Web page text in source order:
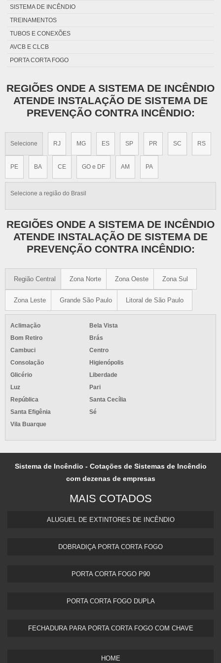
SISTEMA DE ALARME DE INCÊNDIO NFPA 2001
INSTALAÇÃO DE SPRINKLERS
FORNECEDOR DE HIDRANTE
FORNECEDOR DE SPRINKLERS
INSTALAÇÃO DE SISTEMA DE PREVENÇÃO CONTRA INCÊNDIO
SISTEMA DE INCÊNDIO
TREINAMENTOS
TUBOS E CONEXÕES
AVCB E CLCB
PORTA CORTA FOGO
REGIÕES ONDE A SISTEMA DE INCÊNDIO
ATENDE INSTALAÇÃO DE SISTEMA DE
PREVENÇÃO CONTRA INCÊNDIO:
Selecione RJ MG ES SP PR SC RS
PE BA CE GO e DF AM PA
Selecione a região do Brasil
REGIÕES ONDE A SISTEMA DE INCÊNDIO
ATENDE INSTALAÇÃO DE SISTEMA DE
PREVENÇÃO CONTRA INCÊNDIO:
Região Central Zona Norte Zona Oeste Zona Sul
Zona Leste Grande São Paulo Litoral de São Paulo
Aclimação
Bela Vista
Bom Retiro
Brás
Cambuci
Centro
Consolação
Higienópolis
Glicério
Liberdade
Luz
Pari
República
Santa Cecília
Santa Efigênia
Sé
Vila Buarque
Sistema de Incêndio - Cotações de Sistemas de Incêndio
com dezenas de empresas
MAIS COTADOS
ALUGUEL DE EXTINTORES DE INCÊNDIO
DOBRADIÇA PORTA CORTA FOGO
PORTA CORTA FOGO P90
PORTA CORTA FOGO DUPLA​
FECHADURA PARA PORTA CORTA FOGO COM CHAVE
HOME